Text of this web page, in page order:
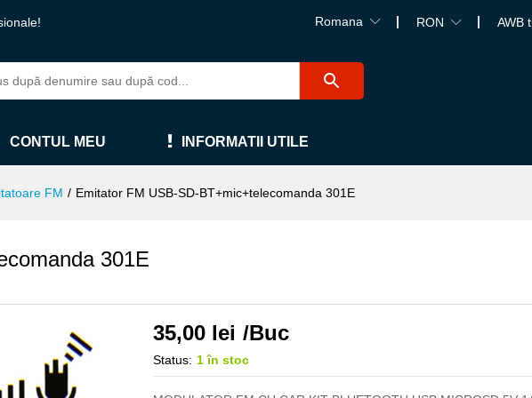
Romana RON AWB
CONTUL MEU INFORMATII UTILE
FM / Emitator FM USB-SD-BT+mic+telecomanda 301E
301E
35,00 lei /Buc
Status: 1 în stoc